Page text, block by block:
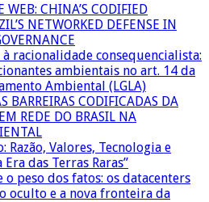
CHINA’S CODIFIED
NETWORKED DEFENSE IN
racionalidade consequencialista:
ambientais no art. 14 da
Ambiental (LGLA)
BARREIRAS CODIFICADAS DA
REDE DO BRASIL NA
Razão, Valores, Tecnologia e
das Terras Raras”
o peso dos fatos: os datacenters
oculto e a nova fronteira da